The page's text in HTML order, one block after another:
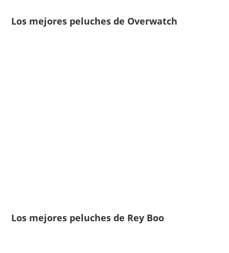
Los mejores peluches de Overwatch
Los mejores peluches de Rey Boo